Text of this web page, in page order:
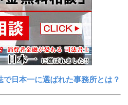
で日本一に選ばれた事務所とは？